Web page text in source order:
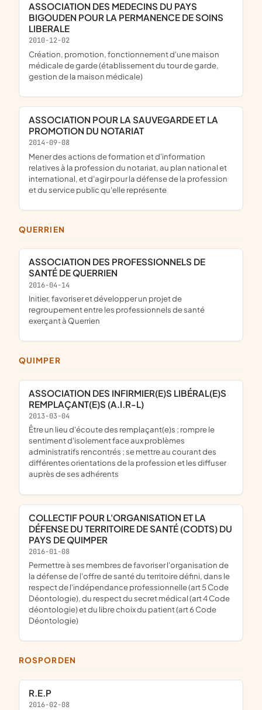
ASSOCIATION DES MEDECINS DU PAYS
BIGOUDEN POUR LA PERMANENCE DE SOINS
LIBERALE
2010-12-02
création, promotion, fonctionnement d'une maison
médicale de garde (établissement du tour de garde,
gestion de la maison médicale)
ASSOCIATION POUR LA SAUVEGARDE ET LA
PROMOTION DU NOTARIAT
2014-09-08
mener des actions de formation et d'information
relatives à la profession du notariat, au plan national et
international, et d'agir pour la défense de la profession
et du service public qu'elle représente
QUERRIEN
ASSOCIATION DES PROFESSIONNELS DE
SANTÉ DE QUERRIEN
2016-04-14
initier, favoriser et développer un projet de
regroupement entre les professionnels de santé
exerçant à Querrien
QUIMPER
ASSOCIATION DES INFIRMIER(E)S LIBÉRAL(E)S
REMPLAÇANT(E)S (A.I.R-L)
2013-03-04
être un lieu d'écoute des remplaçant(e)s ; rompre le
sentiment d'isolement face aux problèmes
administratifs rencontrés ; se mettre au courant des
différentes orientations de la profession et les diffuser
auprès de ses adhérents
COLLECTIF POUR L'ORGANISATION ET LA
DÉFENSE DU TERRITOIRE DE SANTÉ (CODTS) DU
PAYS DE QUIMPER
2016-01-08
permettre à ses membres de favoriser l'organisation de
la défense de l'offre de santé du territoire défini, dans le
respect de l'indépendance professionnelle (art 5 Code
Déontologie), du respect du secret médical (art 4 Code
déontologie) et du libre choix du patient (art 6 Code
Déontologie)
ROSPORDEN
R.E.P
2016-02-08